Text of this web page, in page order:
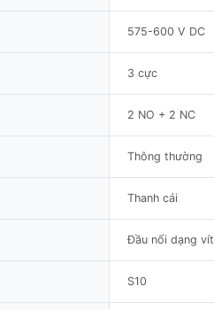
575-600 V DC
3 cực
2 NO + 2 NC
Thông thường
Thanh cái
Đầu nối dạng vít
S10